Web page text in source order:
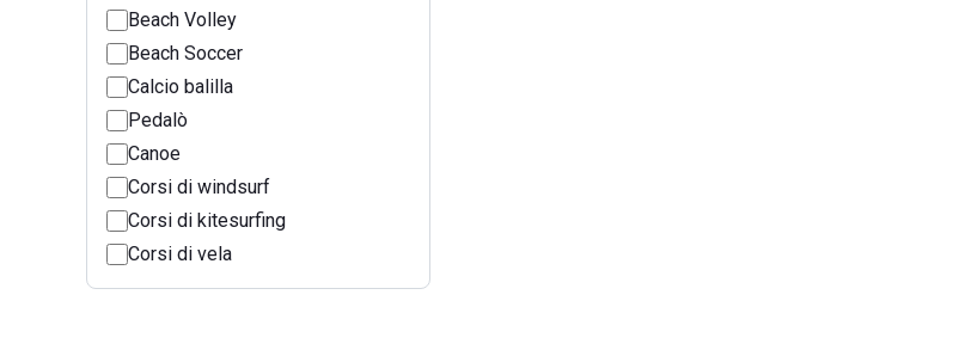
Beach Volley
Beach Soccer
Calcio balilla
Pedalò
Canoe
Corsi di windsurf
Corsi di kitesurfing
Corsi di vela